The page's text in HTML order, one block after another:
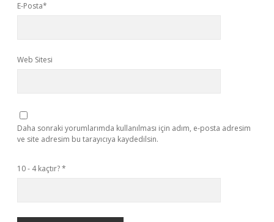
E-Posta*
Web Sitesi
Daha sonraki yorumlarımda kullanılması için adım, e-posta adresim
ve site adresim bu tarayıcıya kaydedilsin.
10 - 4 kaçtır?*